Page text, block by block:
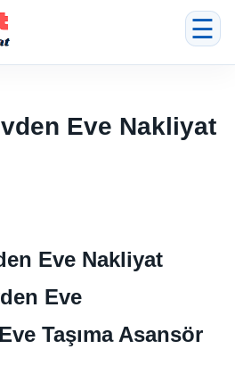
☰
Eve Nakliyat
Eve Nakliyat
Eve
Taşıma Asansör